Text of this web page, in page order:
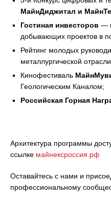
МайнДиджитал и
Гостиная инвесторов —
добывающих проектов в
Рейтинг молодых
металлургической отрасли
Кинофестиваль
Геологическим Каналом;
Российская Горная
Архитектура программы
ссылке майнексроссия.рф
Оставайтесь с нами и
профессиональному